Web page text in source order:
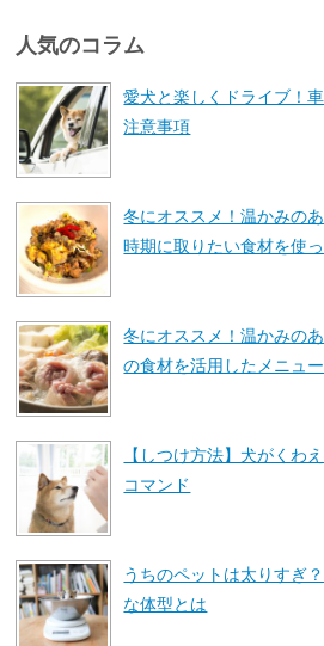
人気のコラム
愛犬と楽しくドライブ！
注意事項
冬にオススメ！温かみの
時期に取りたい食材を使っ
冬にオススメ！温かみの
の食材を活用したメニュー
【しつけ方法】犬がくわ
コマンド
うちのペットは太りすぎ
な体型とは